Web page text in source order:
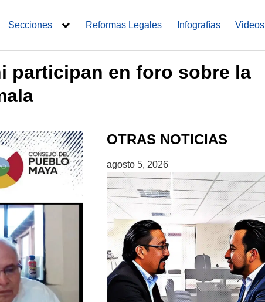
Secciones Reformas Legales Infografías Videos
participan en foro sobre la
OTRAS NOTICIAS
agosto 5, 2026